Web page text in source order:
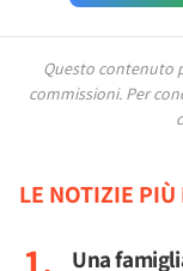
Questo contenuto
commissioni. Per
LE NOTIZIE PIÙ
Una